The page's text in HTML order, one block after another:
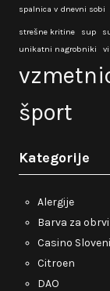
spalnica v dnevni sobi
strešne kritine sup
unikatni nagrobniki
šport
Kategorije
Alergije
Barva za obrvi
Casino
Citroen
DAO